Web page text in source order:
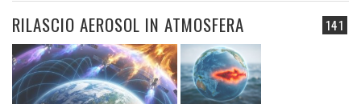
141
RILASCIO AEROSOL IN ATMOSFERA